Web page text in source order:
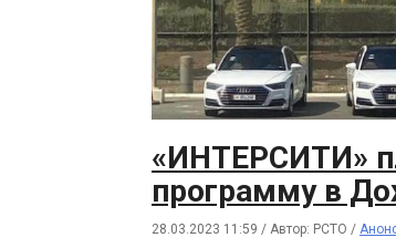
«ИНТЕРСИТИ»
программу в
28.03.2023 11:59 / Автор: РСТО /